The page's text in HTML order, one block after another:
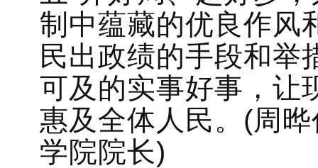
制中蕴藏的优良作风
民出政绩的手段和举
可及的实事好事，让
惠及全体人民。(周
学院院长)